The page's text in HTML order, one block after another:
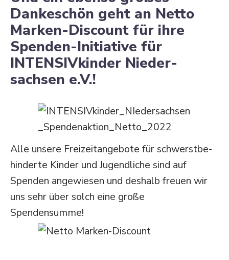
Danke­schön geht an Netto
Marken-Discount für ihre
Spenden-Initiative für
INTENSIVkinder Nieder­
sachsen e.V.!
Alle unsere Freizeit­an­gebote für schwerst­be­
hin­derte Kinder und Jugend­liche sind auf
Spenden angewiesen und deshalb freuen wir
uns sehr über solch eine große
Spendensumme!